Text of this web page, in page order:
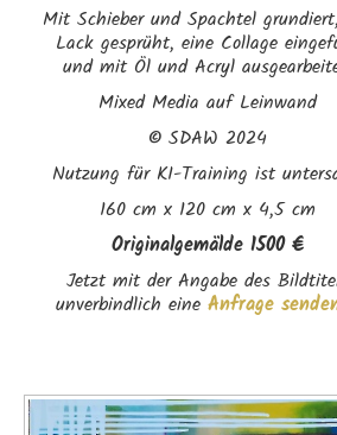
Mit Schieber und Spachtel
Lack gesprüht, eine Collage
und mit Öl und Acryl
Mixed Media auf Leinwand
©SDAW 2024
Nutzung für KI-Training ist
160 cm x 120 cm x 4,5 cm
Originalgemälde 1500 €
Jetzt mit der Angabe des
unverbindlich eine Anfrage